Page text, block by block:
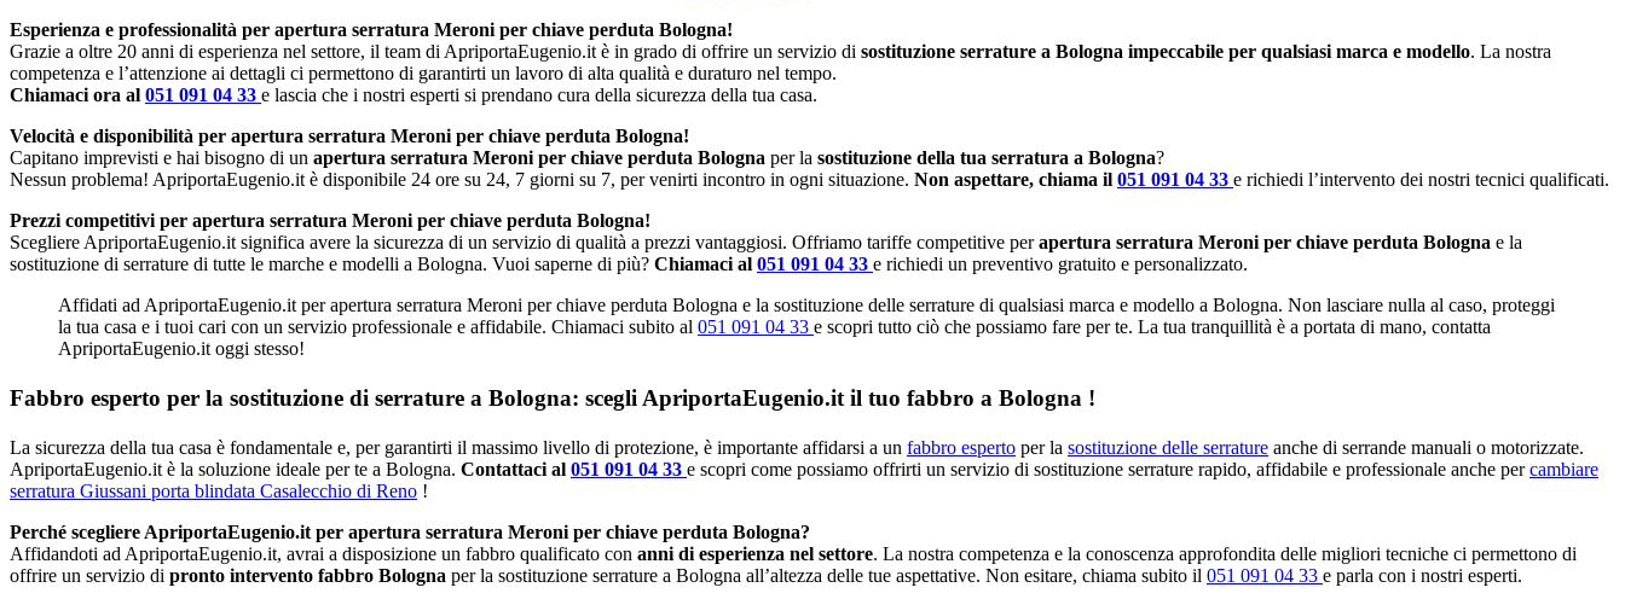
Esperienza e professionalità per apertura serratura Meroni per chiave perduta Bologna!
Grazie a oltre 20 anni di esperienza nel settore, il team di ApriportaEugenio.it è in grado di offrire un servizio di sostituzione serrature a Bologna impeccabile per qualsiasi marca e modello. La nostra
competenza e l’attenzione ai dettagli ci permettono di garantirti un lavoro di alta qualità e duraturo nel tempo.
Chiamaci ora al 051 091 04 33 e lascia che i nostri esperti si prendano cura della sicurezza della tua casa.
Velocità e disponibilità per apertura serratura Meroni per chiave perduta Bologna!
Capitano imprevisti e hai bisogno di un apertura serratura Meroni per chiave perduta Bologna per la sostituzione della tua serratura a Bologna?
Nessun problema! ApriportaEugenio.it è disponibile 24 ore su 24, 7 giorni su 7, per venirti incontro in ogni situazione. Non aspettare, chiama il 051 091 04 33 e richiedi l’intervento dei nostri tecnici qualificati.
Prezzi competitivi per apertura serratura Meroni per chiave perduta Bologna!
Scegliere ApriportaEugenio.it significa avere la sicurezza di un servizio di qualità a prezzi vantaggiosi. Offriamo tariffe competitive perapertura serratura Meroni per chiave perduta Bologna e la
sostituzione di serrature di tutte le marche e modelli a Bologna. Vuoi saperne di più? Chiamaci al 051 091 04 33 e richiedi un preventivo gratuito e personalizzato.
Affidati ad ApriportaEugenio.it per apertura serratura Meroni per chiave perduta Bologna e la sostituzione delle serrature di qualsiasi marca e modello a Bologna. Non lasciare nulla al caso, proteggi
la tua casa e i tuoi cari con un servizio professionale e affidabile. Chiamaci subito al 051 091 04 33 e scopri tutto ciò che possiamo fare per te. La tua tranquillità è a portata di mano, contatta
ApriportaEugenio.it oggi stesso!
Fabbro esperto per la sostituzione di serrature a Bologna: scegli ApriportaEugenio.it il tuo fabbro a Bologna !
La sicurezza della tua casa è fondamentale e, per garantirti il massimo livello di protezione, è importante affidarsi a un fabbro esperto per la sostituzione delle serrature anche di serrande manuali o motorizzate.
ApriportaEugenio.it è la soluzione ideale per te a Bologna. Contattaci al 051 091 04 33 e scopri come possiamo offrirti un servizio di sostituzione serrature rapido, affidabile e professionale anche percambiare
serratura Giussani porta blindata Casalecchio di Reno !
Perché scegliere ApriportaEugenio.it per apertura serratura Meroni per chiave perduta Bologna?
Affidandoti ad ApriportaEugenio.it, avrai a disposizione un fabbro qualificato con anni di esperienza nel settore. La nostra competenza e la conoscenza approfondita delle migliori tecniche ci permettono di
offrire un servizio di pronto intervento fabbro Bologna per la sostituzione serrature a Bologna all’altezza delle tue aspettative. Non esitare, chiama subito il 051 091 04 33 e parla con i nostri esperti.